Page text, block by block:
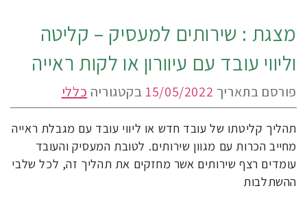
מצגת : שירותים למעסיק – קליטה
וליווי עובד עם עיוורון או לקות ראייה
פורסם בתאריך 15/05/2022 בקטגוריה כללי
תהליך קליטתו של עובד חדש או ליווי עובד עם מגבלת ראייה
מחייב הכרות עם מגוון שירותים. לטובת המעסיק והעובד
עומדים רצף שירותים אשר מחזקים את תהליך זה, לכל שלבי
ההשתלבות